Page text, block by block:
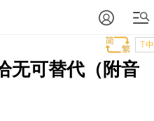
T中
无可替代（附音